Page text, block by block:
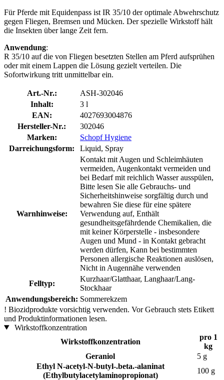
Für Pferde mit Equidenpass ist IR 35/10 der optimale Abwehrschutz
gegen Fliegen, Bremsen und Mücken. Der spezielle Wirkstoff hält
die Insekten über lange Zeit fern.
Anwendung:
R 35/10 auf die von Fliegen besetzten Stellen am Pferd aufsprühen
oder mit einem Lappen die Lösung gezielt verteilen. Die
Sofortwirkung tritt unmittelbar ein.
Art.-Nr.:
ASH-302046
Inhalt:
3 l
EAN:
4027693004876
Hersteller-Nr.:
302046
Marken:
Schopf Hygiene
Darreichungsform:
Liquid, Spray
Warnhinweise:
Kontakt mit Augen und Schleimhäuten
vermeiden, Augenkontakt vermeiden und
bei Bedarf mit reichlich Wasser ausspülen,
Bitte lesen Sie alle Gebrauchs- und
Sicherheitshinweise sorgfältig durch und
bewahren Sie diese für eine spätere
Verwendung auf, Enthält
gesundheitsgefährdende Chemikalien, die
mit keiner Körperstelle - insbesondere
Augen und Mund - in Kontakt gebracht
werden dürfen, Kann bei bestimmten
Personen allergische Reaktionen auslösen,
Nicht in Augennähe verwenden
Felltyp:
Kurzhaar/Glatthaar, Langhaar/Lang-
Stockhaar
Anwendungsbereich: Sommerekzem
! Biozidprodukte vorsichtig verwenden. Vor Gebrauch stets Etikett
und Produktinformationen lesen.
Wirkstoffkonzentration
Wirkstoffkonzentration
pro 1
kg
Geraniol
5 g
Ethyl N-acetyl-N-butyl-.beta.-alaninat
(Ethylbutylacetylaminopropionat)
100 g